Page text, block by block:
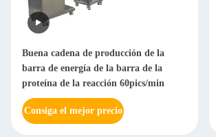
Buena cadena de producción de la
barra de energía de la barra de la
proteína de la reacción 60pics/min
Consiga el mejor precio